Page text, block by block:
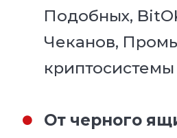
Подобных,
Чеканов,
криптосистемы
От черного